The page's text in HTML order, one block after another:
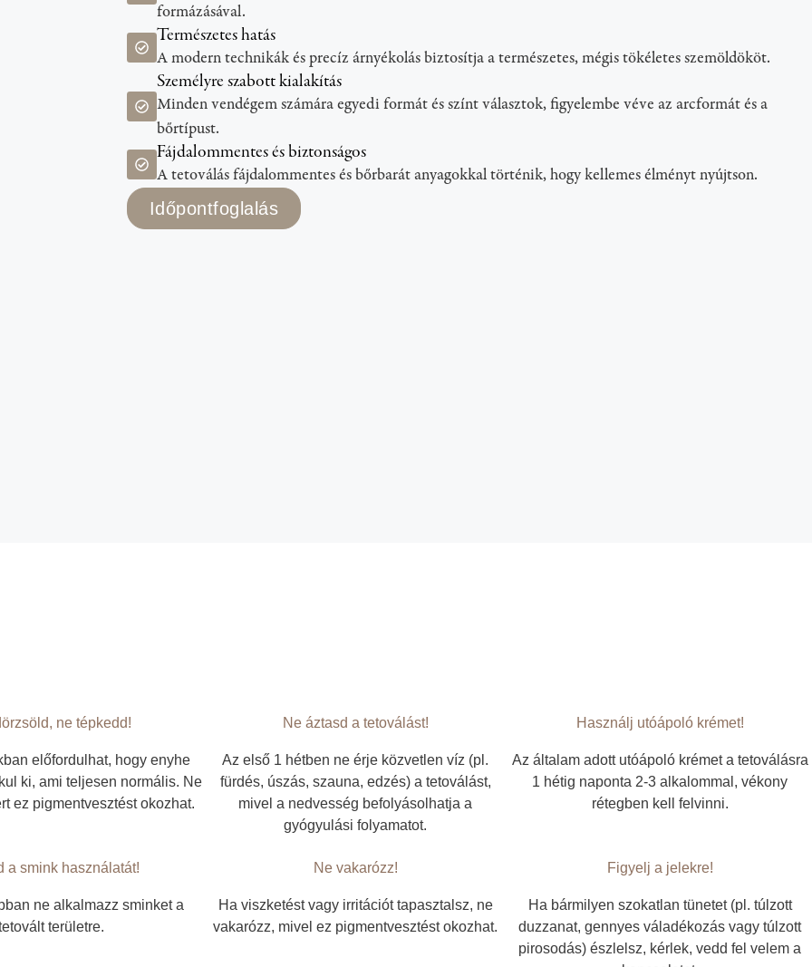
formázásával.
Természetes hatás
A modern technikák és precíz árnyékolás biztosítja a természetes, mégis tökéletes szemöldököt.
Személyre szabott kialakítás
Minden vendégem számára egyedi formát és színt választok, figyelembe véve az arcformát és a
bőrtípust.
Fájdalommentes és biztonságos
A tetoválás fájdalommentes és bőrbarát anyagokkal történik, hogy kellemes élményt nyújtson.
Időpontfoglalás
ne tépkedd!
előfordulhat, hogy enyhe
ki, ami teljesen normális. Ne
ez pigmentvesztést okozhat.
Ne áztasd a tetoválást!
Az első 1 hétben ne érje közvetlen víz (pl.
fürdés, úszás, szauna, edzés) a tetoválást,
mivel a nedvesség befolyásolhatja a
gyógyulási folyamatot.
Használj utóápoló krémet!
Az általam adott utóápoló krémet a tetoválásra
1 hétig naponta 2-3 alkalommal, vékony
rétegben kell felvinni.
a smink használatát!
ne alkalmazz sminket a
területre.
Ne vakarózz!
Ha viszketést vagy irritációt tapasztalsz, ne
vakarózz, mivel ez pigmentvesztést okozhat.
Figyelj a jelekre!
Ha bármilyen szokatlan tünetet (pl. túlzott
duzzanat, gennyes váladékozás vagy túlzott
pirosodás) észlelsz, kérlek, vedd fel velem a